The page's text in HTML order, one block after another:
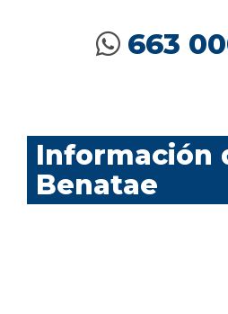
663
Información
Benatae